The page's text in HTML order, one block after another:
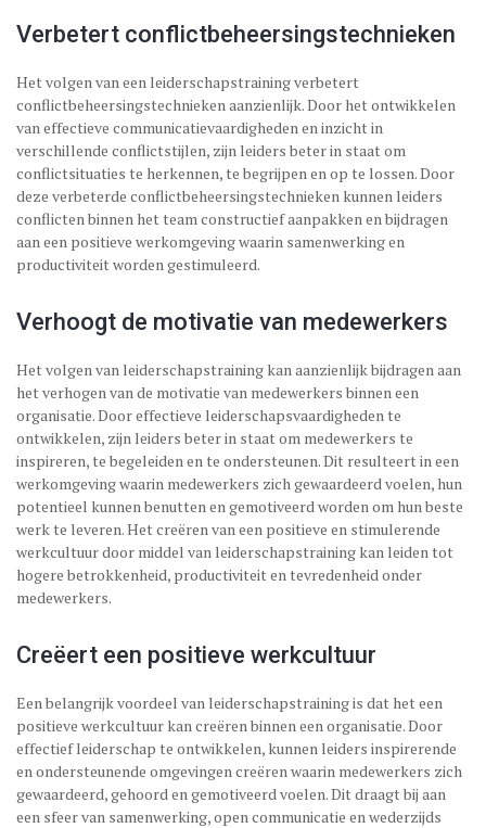
Verbetert conflictbeheersingstechnieken
Het volgen van een leiderschapstraining verbetert
conflictbeheersingstechnieken aanzienlijk. Door het ontwikkelen
van effectieve communicatievaardigheden en inzicht in
verschillende conflictstijlen, zijn leiders beter in staat om
conflictsituaties te herkennen, te begrijpen en op te lossen. Door
deze verbeterde conflictbeheersingstechnieken kunnen leiders
conflicten binnen het team constructief aanpakken en bijdragen
aan een positieve werkomgeving waarin samenwerking en
productiviteit worden gestimuleerd.
Verhoogt de motivatie van medewerkers
Het volgen van leiderschapstraining kan aanzienlijk bijdragen aan
het verhogen van de motivatie van medewerkers binnen een
organisatie. Door effectieve leiderschapsvaardigheden te
ontwikkelen, zijn leiders beter in staat om medewerkers te
inspireren, te begeleiden en te ondersteunen. Dit resulteert in een
werkomgeving waarin medewerkers zich gewaardeerd voelen, hun
potentieel kunnen benutten en gemotiveerd worden om hun beste
werk te leveren. Het creëren van een positieve en stimulerende
werkcultuur door middel van leiderschapstraining kan leiden tot
hogere betrokkenheid, productiviteit en tevredenheid onder
medewerkers.
Creëert een positieve werkcultuur
Een belangrijk voordeel van leiderschapstraining is dat het een
positieve werkcultuur kan creëren binnen een organisatie. Door
effectief leiderschap te ontwikkelen, kunnen leiders inspirerende
en ondersteunende omgevingen creëren waarin medewerkers zich
gewaardeerd, gehoord en gemotiveerd voelen. Dit draagt bij aan
een sfeer van samenwerking, open communicatie en wederzijds